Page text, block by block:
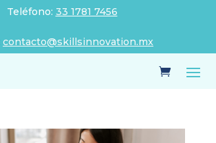
Teléfono: 33 1781 7456
contacto@skillsinnovation.mx